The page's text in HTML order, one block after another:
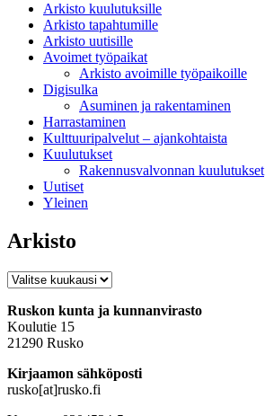
Arkisto kuulutuksille
Arkisto tapahtumille
Arkisto uutisille
Avoimet työpaikat
Arkisto avoimille työpaikoille
Digisulka
Asuminen ja rakentaminen
Harrastaminen
Kulttuuripalvelut – ajankohtaista
Kuulutukset
Rakennusvalvonnan kuulutukset
Uutiset
Yleinen
Arkisto
Arkisto
Ruskon kunta ja kunnanvirasto
Koulutie 15
21290 Rusko
Kirjaamon sähköposti
rusko[at]rusko.fi